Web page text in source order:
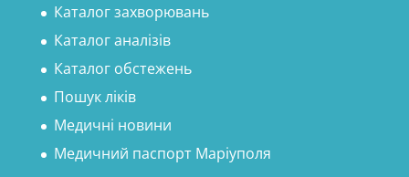
Каталог захворювань
Каталог аналізів
Каталог обстежень
Пошук ліків
Медичні новини
Медичний паспорт Маріуполя